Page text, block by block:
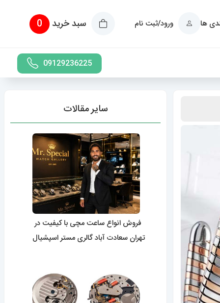
ها ورود/ثبت نام سبد خرید 0
09129236225
سایر مقالات
فروش انواع ساعت مچی با کیفیت در
تهران سعادت آباد گالری مستر اسپشیال